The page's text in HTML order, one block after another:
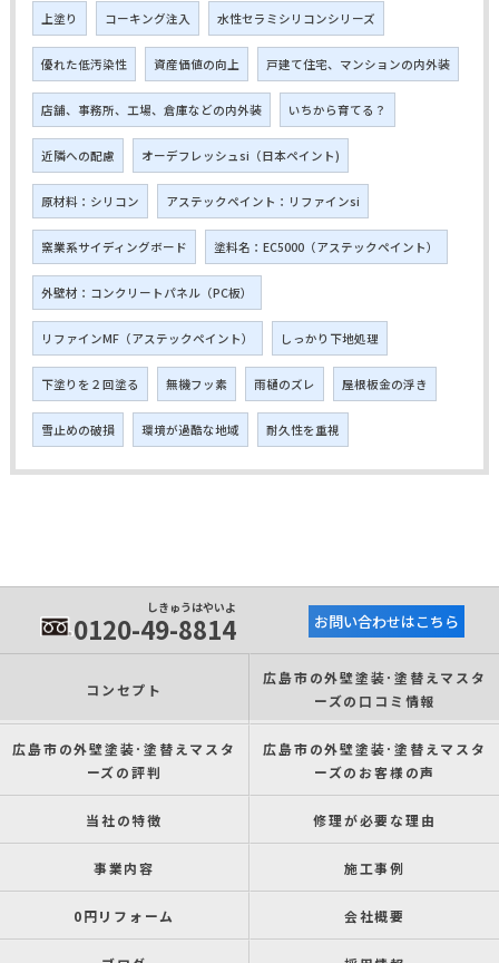
上塗り コーキング注入 水性セラミシリコンシリーズ
優れた低汚染性 資産価値の向上 戸建て住宅、マンションの内外装
店舗、事務所、工場、倉庫などの内外装 いちから育てる？
近隣への配慮 オーデフレッシュsi（日本ペイント)
原材料：シリコン アステックペイント：リファインsi
窯業系サイディングボード 塗料名：EC5000（アステックペイント）
外壁材：コンクリートパネル（PC板）
リファインMF（アステックペイント） しっかり下地処理
下塗りを２回塗る 無機フッ素 雨樋のズレ 屋根板金の浮き
雪止めの破損 環境が過酷な地域 耐久性を重視
しきゅうはやいよ
0120-49-8814 お問い合わせはこちら
コンセプト
広島市の外壁塗装･塗替えマスタ
ーズの口コミ情報
広島市の外壁塗装･塗替えマスタ
ーズの評判
広島市の外壁塗装･塗替えマスタ
ーズのお客様の声
当社の特徴 修理が必要な理由
事業内容 施工事例
0円リフォーム 会社概要